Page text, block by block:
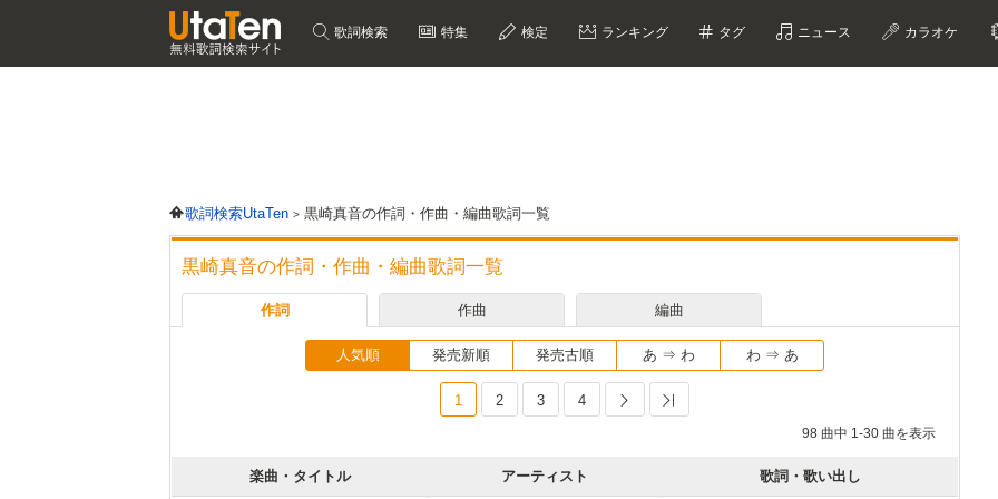
歌詞検索 特集 検定 ランキング タグ ニュース カラオケ
歌詞検索UtaTen 黒崎真音の作詞・作曲・編曲歌詞一覧
黒崎真音の作詞・作曲・編曲歌詞一覧
作詞 作曲 編曲
人気順 発売新順 発売古順 あ ⇒ わ わ ⇒ あ
1 2 3 4 Next
98 曲中 1-30 曲を表示
楽曲・タイトル アーティスト 歌詞・歌い出し